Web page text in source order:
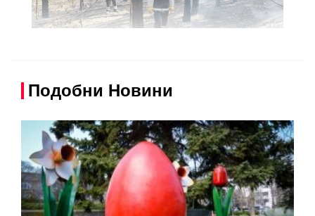
Подобни Новини